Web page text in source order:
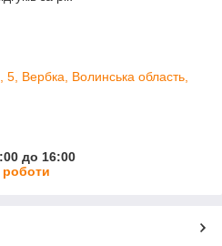
5, Вербка, Волинська область,
до 16:00
роботи